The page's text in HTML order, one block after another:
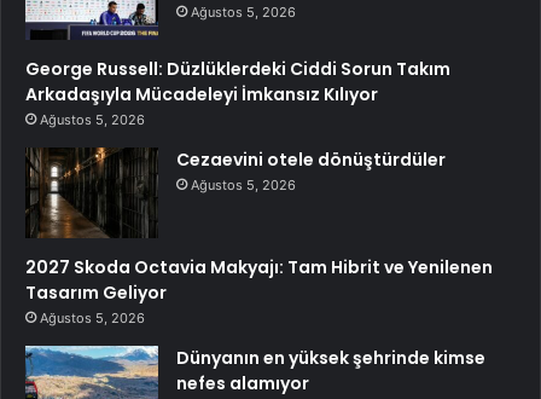
Ağustos 5, 2026
George Russell: Düzlüklerdeki Ciddi Sorun Takım
Arkadaşıyla Mücadeleyi İmkansız Kılıyor
Ağustos 5, 2026
Cezaevini otele dönüştürdüler
Ağustos 5, 2026
2027 Skoda Octavia Makyajı: Tam Hibrit ve Yenilenen
Tasarım Geliyor
Ağustos 5, 2026
Dünyanın en yüksek şehrinde kimse
nefes alamıyor